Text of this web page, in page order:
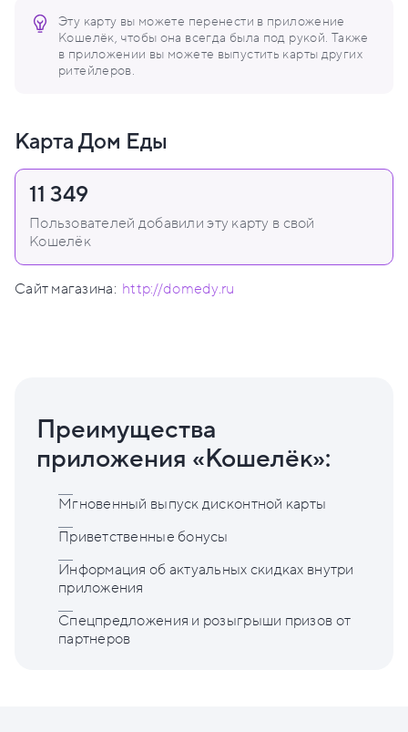
Эту карту вы можете перенести в приложение
Кошелёк, чтобы она всегда была под рукой. Также
в приложении вы можете выпустить карты других
ритейлеров.
Карта Дом Еды
11 349
Пользователей добавили эту карту в свой
Кошелёк
Сайт магазина: http://domedy.ru
Преимущества
приложения «Кошелёк»:
Мгновенный выпуск дисконтной карты
Приветственные бонусы
Информация об актуальных скидках внутри
приложения
Спецпредложения и розыгрыши призов от
партнеров